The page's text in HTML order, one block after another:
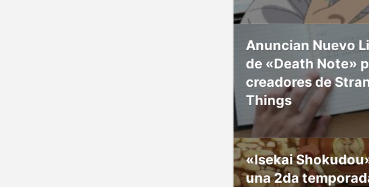
Anuncian Nuevo
de «Death Note»
creadores de
Things
«Isekai
una 2da